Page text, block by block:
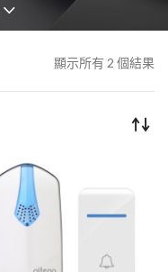
顯示所有 2 個結果